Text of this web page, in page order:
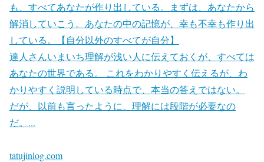
も、すべてあなたが作り出している。まずは、あなたから
解消していこう。あなたの中の記憶が、幸も不幸も作り出
している。【自分以外のすべてが自分】
達人さんいまいち理解が浅い人に伝えておくが、すべては
あなたの世界である。 これをわかりやすく伝えるが、わ
かりやすく説明している時点で、本当の答えではない。
だが、以前も言ったように、理解には段階が必要なの
だ。...
tatujinlog.com